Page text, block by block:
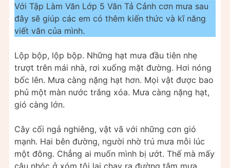
Với Tập Làm Văn Lớp 5 Văn Tả Cảnh cơn mưa sau
đây sẽ giúp các em có thêm kiến thức và kĩ năng
viết văn của mình.
Lộp bộp, lộp bộp. Những hạt mưa đầu tiên nhẹ
trượt trên mái nhà, rơi xuống mặt đường. Hơi nóng
bốc lên. Mưa càng nặng hạt hơn. Mọi vật được bao
phủ một màn nước trắng xóa. Mưa càng nặng hạt,
gió càng lớn.
Cây cối ngả nghiêng, vật vã với những cơn gió
mạnh. Hai bên đường, người nhờ trú mưa mỗi lúc
một đông. Chẳng ai muốn mình bị ướt. Thế mà mấy
cậu nhóc ở xóm tôi lại chạy ra đường tắm mưa.